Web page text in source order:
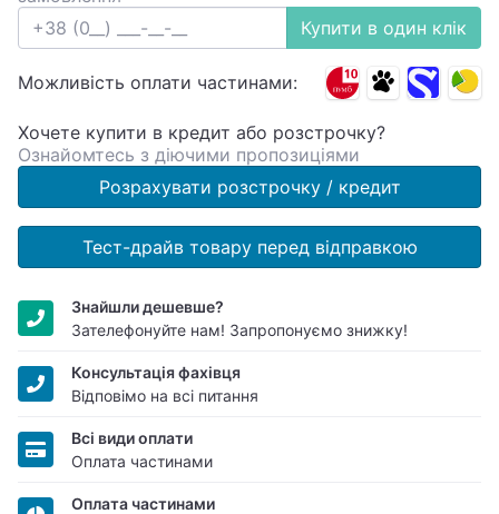
Купити в один клік
Можливість оплати частинами:
Хочете купити в кредит або розстрочку?
Ознайомтесь з діючими пропозиціями
Розрахувати розстрочку / кредит
Тест-драйв товару перед відправкою
Знайшли дешевше?
Зателефонуйте нам! Запропонуємо знижку!
Консультація фахівця
Відповімо на всі питання
Всі види оплати
Оплата частинами
Оплата частинами